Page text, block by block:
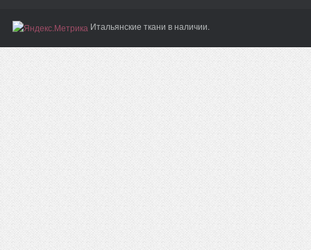
Итальянские ткани в наличии.